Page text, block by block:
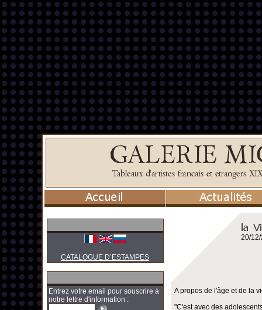
CATALOGUE D’ESTAMPES
Entrez votre email pour souscrire à
notre lettre d'information :
20/
A propos de l'âge et de la
"C'est avec des